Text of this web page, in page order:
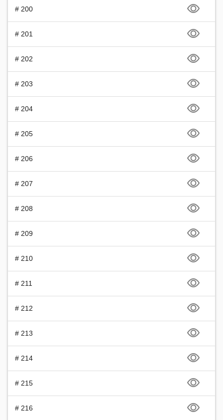
# 200
# 201
# 202
# 203
# 204
# 205
# 206
# 207
# 208
# 209
# 210
# 211
# 212
# 213
# 214
# 215
# 216